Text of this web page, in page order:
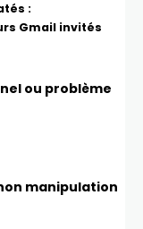
:
Gmail invités
ou problème
manipulation